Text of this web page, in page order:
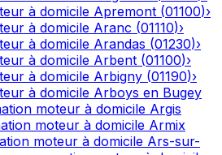
à domicile Apremont (01100)›
à domicile Aranc (01110)›
à domicile Arandas (01230)›
à domicile Arbent (01100)›
à domicile Arbigny (01190)›
à domicile Arboys en Bugey
moteur à domicile Argis
moteur à domicile Armix
moteur à domicile Ars-sur-